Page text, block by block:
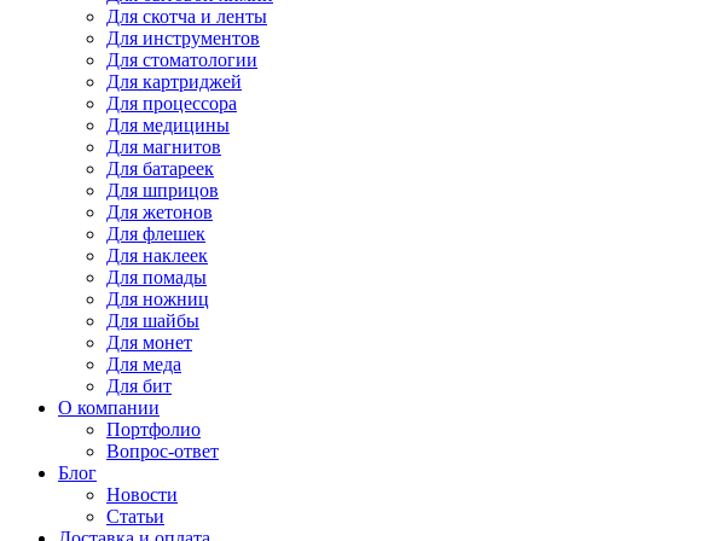
Для скотча и ленты
Для инструментов
Для стоматологии
Для картриджей
Для процессора
Для медицины
Для магнитов
Для батареек
Для шприцов
Для жетонов
Для флешек
Для наклеек
Для помады
Для ножниц
Для шайбы
Для монет
Для меда
Для бит
О компании
Портфолио
Вопрос-ответ
Блог
Новости
Статьи